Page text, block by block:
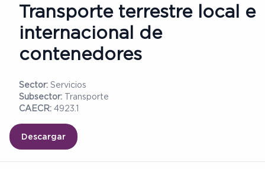
Transporte terrestre local e
internacional de
contenedores
Sector: Servicios
Subsector: Transporte
CAECR: 4923.1
Descargar